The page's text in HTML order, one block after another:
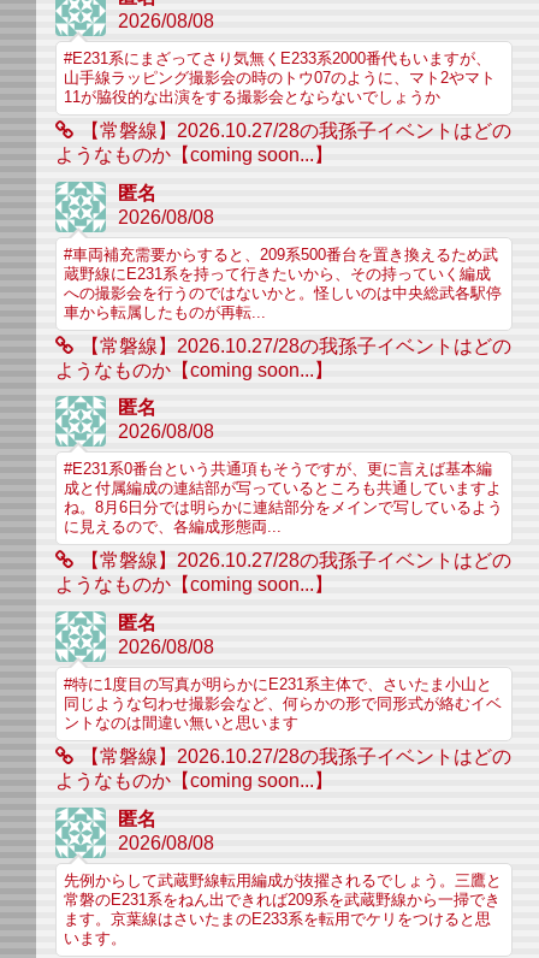
2026/08/08
#E231系にまざってさり気無くE233系2000番代もいますが、
山手線ラッピング撮影会の時のトウ07のように、マト2やマト
11が脇役的な出演をする撮影会とならないでしょうか
【常磐線】2026.10.27/28の我孫子イベントはどの
ようなものか【coming soon...】
匿名
2026/08/08
#車両補充需要からすると、209系500番台を置き換えるため武
蔵野線にE231系を持って行きたいから、その持っていく編成
への撮影会を行うのではないかと。怪しいのは中央総武各駅停
車から転属したものが再転...
【常磐線】2026.10.27/28の我孫子イベントはどの
ようなものか【coming soon...】
匿名
2026/08/08
#E231系0番台という共通項もそうですが、更に言えば基本編
成と付属編成の連結部が写っているところも共通していますよ
ね。8月6日分では明らかに連結部分をメインで写しているよう
に見えるので、各編成形態両...
【常磐線】2026.10.27/28の我孫子イベントはどの
ようなものか【coming soon...】
匿名
2026/08/08
#特に1度目の写真が明らかにE231系主体で、さいたま小山と
同じような匂わせ撮影会など、何らかの形で同形式が絡むイベ
ントなのは間違い無いと思います
【常磐線】2026.10.27/28の我孫子イベントはどの
ようなものか【coming soon...】
匿名
2026/08/08
先例からして武蔵野線転用編成が抜擢されるでしょう。三鷹と
常磐のE231系をねん出できれば209系を武蔵野線から一掃でき
ます。京葉線はさいたまのE233系を転用でケリをつけると思
います。